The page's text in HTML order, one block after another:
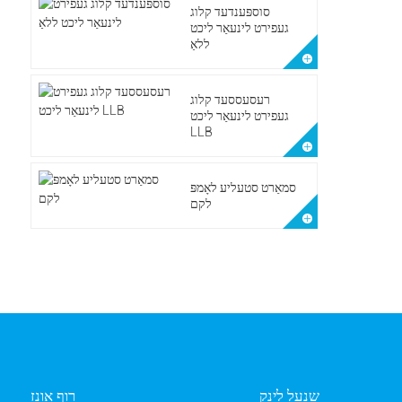
סוספּענדעד קלוג
געפירט לינעאַר ליכט
ללאַ
רעסעססעד קלוג
געפירט לינעאַר ליכט
LLB
סמאַרט סטעליע לאָמפּ
לקם
רוף אונז שנעל לינק